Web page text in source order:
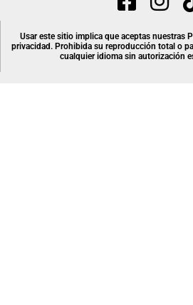
Usar este sitio implica que aceptas nuestras
privacidad. Prohibida su reproducción total o
cualquier idioma sin autorización